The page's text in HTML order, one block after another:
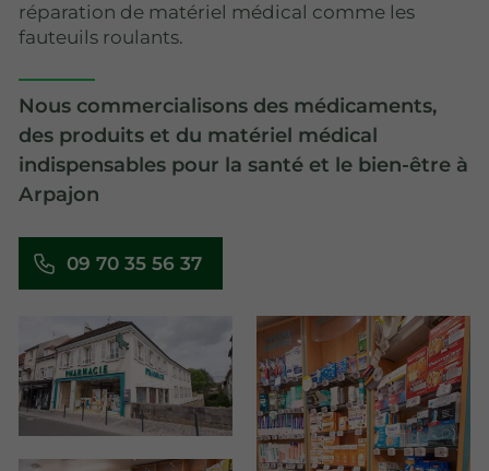
réparation de matériel médical comme les
fauteuils roulants.
Nous commercialisons des médicaments,
des produits et du matériel médical
indispensables pour la santé et le bien-être à
Arpajon
09 70 35 56 37